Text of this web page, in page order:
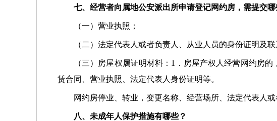
七、经营者向属地公安派出所申请登记网约房，需提交哪
（一）营业执照；
（二）法定代表人或者负责人、从业人员的身份证明及联
（三）房屋权属证明材料：1．房屋产权人经营网约房
赁合同、营业执照、法定代表人身份证明等。
网约房停业、转业，变更名称、经营场所、法定代表人
八、未成年人保护措施有哪些？